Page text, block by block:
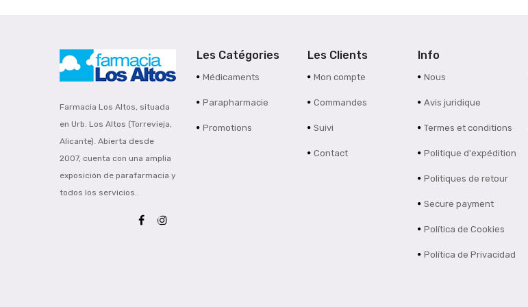
Farmacia Los Altos, situada
en Urb. Los Altos (Torrevieja,
Alicante). Abierta desde
2007, cuenta con una amplia
exposición de parafarmacia y
todos los servicios..
Les Catégories
Médicaments
Parapharmacie
Promotions
Les Clients
Mon compte
Commandes
Suivi
Contact
Info
Nous
Avis juridique
Termes et conditions
Politique d'expédition
Politiques de retour
Secure payment
Política de Cookies
Política de Privacidad